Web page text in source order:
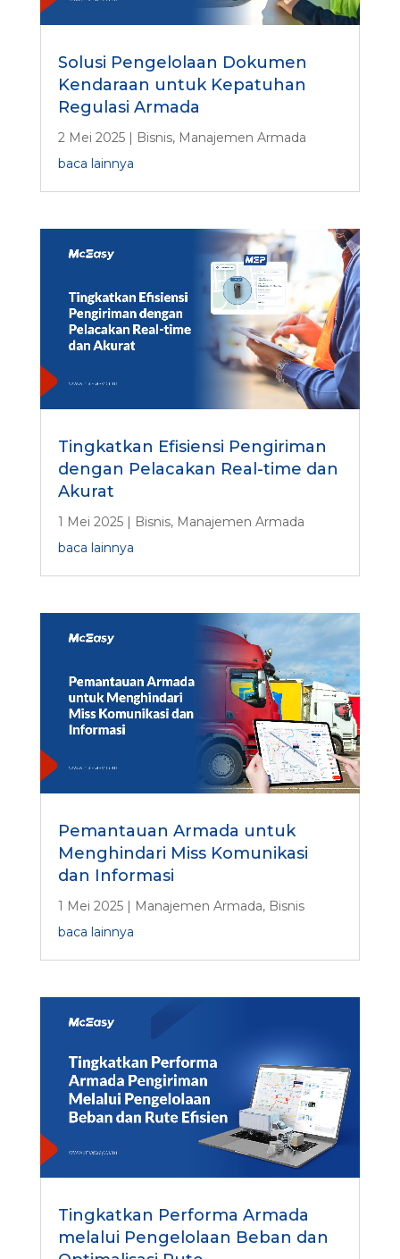
Solusi Pengelolaan Dokumen
Kendaraan untuk Kepatuhan
Regulasi Armada
2 Mei 2025| Bisnis, Manajemen Armada
baca lainnya
Tingkatkan Efisiensi Pengiriman
dengan Pelacakan Real-time dan
Akurat
1 Mei 2025| Bisnis, Manajemen Armada
baca lainnya
Pemantauan Armada untuk
Menghindari Miss Komunikasi
dan Informasi
1 Mei 2025| Manajemen Armada, Bisnis
baca lainnya
Tingkatkan Performa Armada
melalui Pengelolaan Beban dan